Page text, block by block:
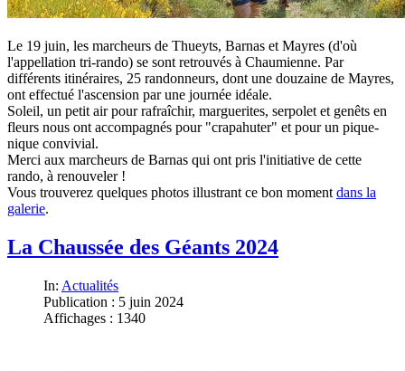
Le 19 juin, les marcheurs de Thueyts, Barnas et Mayres (d'où
l'appellation tri-rando) se sont retrouvés à Chaumienne. Par
différents itinéraires, 25 randonneurs, dont une douzaine de Mayres,
ont effectué l'ascension par une journée idéale.
Soleil, un petit air pour rafraîchir, marguerites, serpolet et genêts en
fleurs nous ont accompagnés pour "crapahuter" et pour un pique-
nique convivial.
Merci aux marcheurs de Barnas qui ont pris l'initiative de cette
rando, à renouveler !
Vous trouverez quelques photos illustrant ce bon moment dans la
galerie.
La Chaussée des Géants 2024
In: Actualités
Publication : 5 juin 2024
Affichages : 1340